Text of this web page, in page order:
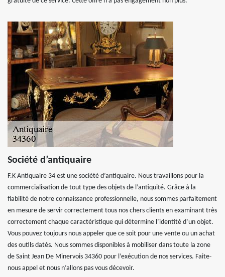
Société d’antiquaire
F.K Antiquaire 34 est une société d’antiquaire. Nous travaillons pour la
commercialisation de tout type des objets de l’antiquité. Grâce à la
fiabilité de notre connaissance professionnelle, nous sommes parfaitement
en mesure de servir correctement tous nos chers clients en examinant très
correctement chaque caractéristique qui détermine l’identité d’un objet.
Vous pouvez toujours nous appeler que ce soit pour une vente ou un achat
des outils datés. Nous sommes disponibles à mobiliser dans toute la zone
de Saint Jean De Minervois 34360 pour l’exécution de nos services. Faite-
nous appel et nous n’allons pas vous décevoir.